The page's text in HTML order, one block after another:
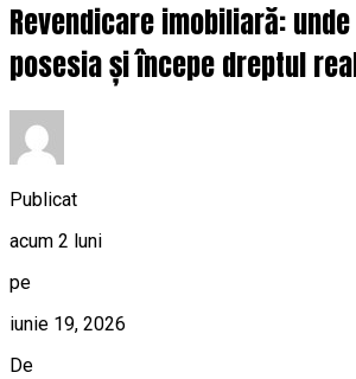
Revendicare imobiliară:
posesia și începe dreptul
Publicat
acum 2 luni
pe
iunie 19, 2026
De